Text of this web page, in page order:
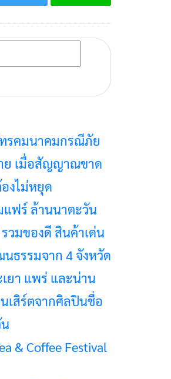
รคมนาคมกรณีภัย
ย เมื่อสัญญาณขาด
งไม่หยุด
แฟร์ ล้านนาตะวัน
วมของดี สินค้าเด่น
ธรรมจาก 4 จังหวัด
เยา แพร่ และน่าน
เสิร์ตจากศิลปินชื่อ
& Coffee Festival